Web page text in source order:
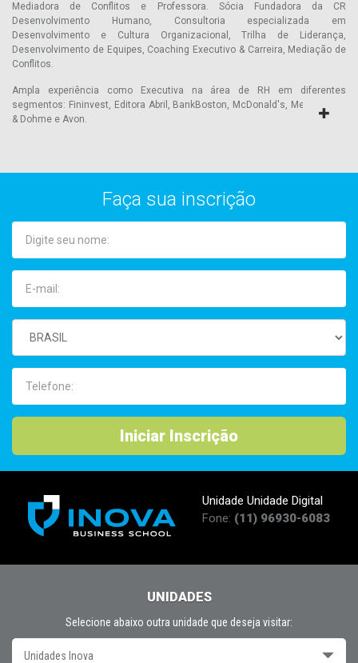
Mediadora de Conflitos e Professora. Sócia Fundadora da CR
Desenvolvimento Humano, Consultoria especializada em
Desenvolvimento e Cultura Organizacional, Trilha de Liderança,
Desenvolvimento de Equipes, Coaching Executivo & Carreira, Mediação de
Conflitos.
Ampla experiência como Executiva na área de RH em diferentes
segmentos: Fininvest, Editora Abril, BankBoston, McDonald's, Merck Sharp
& Dohme e Avon.
Neurociências, Pessoas & Organização - Faculdade Ciências Médicas
Alemanha
Mediadora Judicial certificada pelo IASP( Instituto dos Advogados de São
Paulo).
Formação de Coaches - Ecosocial - ICF - International Coaching Federation.
- ACC
Neurocoaching - Fellipelli Institute
ICI - Integrated Coaching Institute - Formação de Coaches
Faça sua inscrição
Iniciar Inscrição
Unidade Unidade Digital
Fone: (11) 96930-6083
UNIDADES
Selecione abaixo outra unidade que deseja visitar:
Unidades Inova